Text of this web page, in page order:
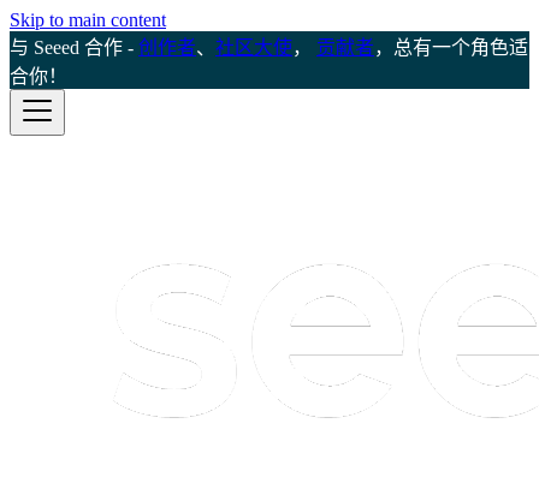
Skip to main content
与 Seeed 合作 - 创作者、 社区大使， 贡献者，总有一个角色适
合你！